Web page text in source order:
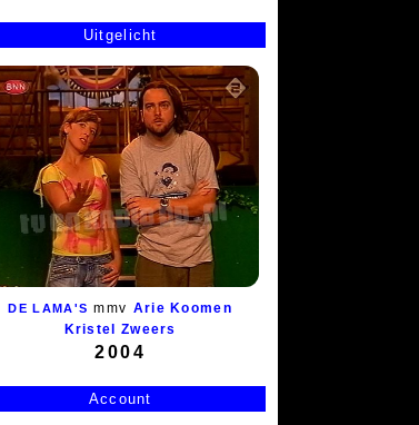
Uitgelicht
DE LAMA'S mmv Arie Koomen
Kristel Zweers
2004
Account